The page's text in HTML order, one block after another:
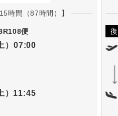
時間（87時間）】
便
）07:00
）11:45